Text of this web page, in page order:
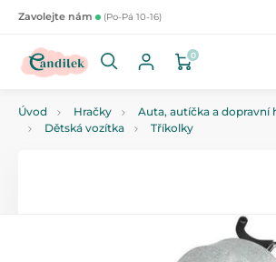
Zavolejte nám (Po-Pá 10-16)
0
Úvod Hračky
Auta, autíčka a dopravní
Dětská vozítka
Tříkolky